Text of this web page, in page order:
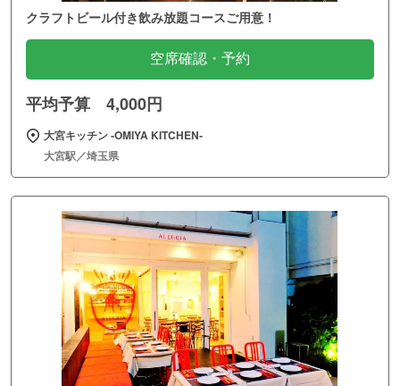
クラフトビール付き飲み放題コースご用意！
空席確認・予約
平均予算 4,000円
大宮キッチン ‐OMIYA KITCHEN‐
大宮駅／埼玉県